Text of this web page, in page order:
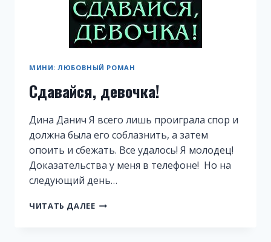
МИНИ: ЛЮБОВНЫЙ РОМАН
Сдавайся, девочка!
Дина Данич Я всего лишь проиграла спор и
должна была его соблазнить, а затем
опоить и сбежать. Все удалось! Я молодец!
Доказательства у меня в телефоне! Но на
следующий день…
ЧИТАТЬ ДАЛЕЕ СДАВАЙСЯ,